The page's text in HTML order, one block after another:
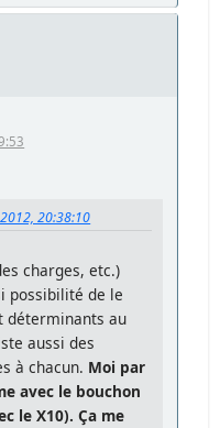
20:38:10
charges, etc.)
possibilité de le
déterminants au
aussi des
à chacun. Moi par
avec le bouchon
le X10). Ça me